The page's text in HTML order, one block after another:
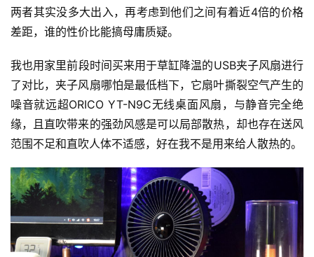
两者其实没多大出入，再考虑到他们之间有着近4倍的价格
差距，谁的性价比能搞母庸质疑。
我也用家里前段时间买来用于草缸降温的USB夹子风扇进行
了对比，夹子风扇哪怕是最低档下，它扇叶撕裂空气产生的
噪音就远超ORICO YT-N9C无线桌面风扇，与静音完全绝
缘，且直吹带来的强劲风感是可以局部散热，却也存在送风
范围不足和直吹人体不适感，好在我不是用来给人散热的。